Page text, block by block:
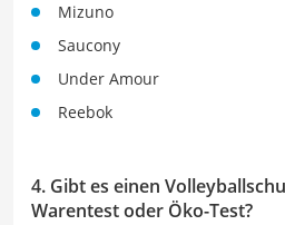
Mizuno
Saucony
Under Amour
Reebok
4. Gibt es einen
Warentest oder Öko-Test?